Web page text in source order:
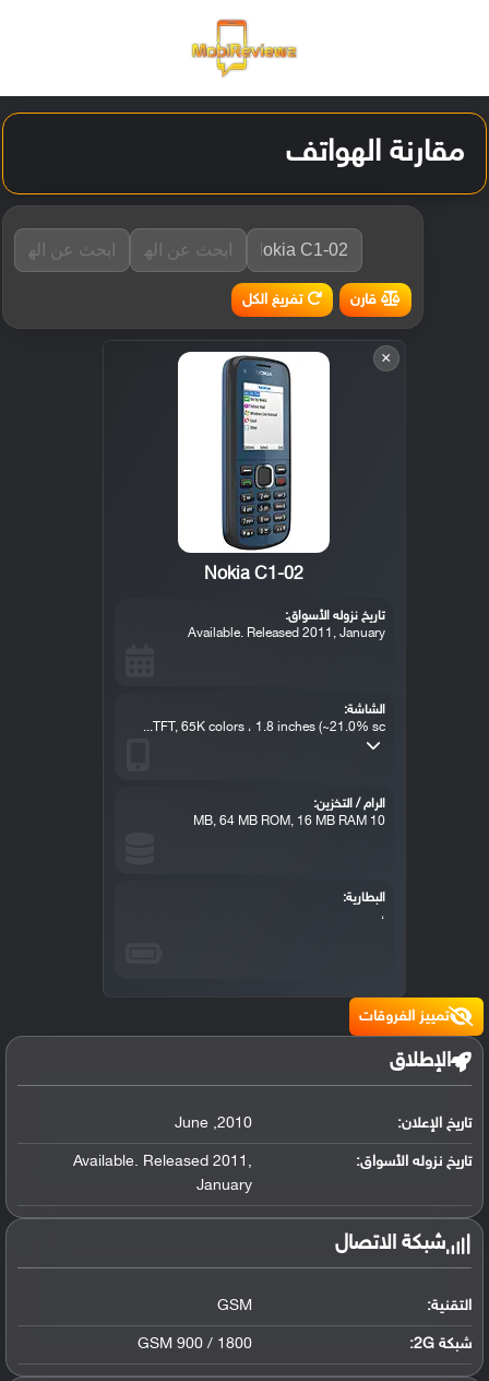
مقارنة الهواتف
قارن تفريغ الكل
×
Nokia C1-02
تاريخ نزوله الأسواق:
Available. Released 2011, January
الشاشة:
TFT, 65K colors ، 1.8 inches (~21.0% sc...
الرام / التخزين:
10 MB, 64 MB ROM, 16 MB RAM
البطارية:
،
تمييز الفروقات
الإطلاق
تاريخ الإعلان: 2010
,
June
تاريخ نزوله الأسواق: Available. Released 2011 ,
January
شبكة الاتصال
التقنية: GSM
شبكة 2G: GSM 900 / 1800